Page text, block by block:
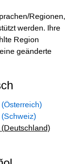
Regionen,
werden. Ihre
Region
geänderte